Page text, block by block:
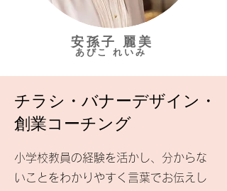
​あびこ れいみ
​安孫子 麗美
チラシ・バナーデザイン・
創業コーチング
小学校教員の経験を活かし、分からな
いことをわかりやすく言葉でお伝えし